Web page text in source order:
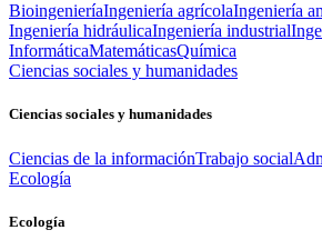
BioingenieríaIngeniería agrícolaIngeniería
Ingeniería hidráulicaIngeniería industrial
InformáticaMatemáticasQuímica
Ciencias sociales y humanidades
Ciencias sociales y humanidades
Ciencias de la informaciónTrabajo social
Ecología
Ecología